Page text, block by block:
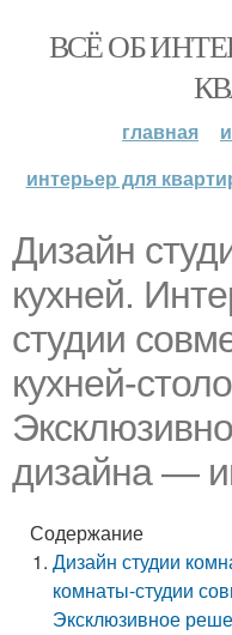
ВСЁ ОБ
главная
интерьер для
Дизайн
кухней.
студии
кухней-
дизайна —
Содержание
Дизайн студии
комнаты-студии
Эксклюзивное